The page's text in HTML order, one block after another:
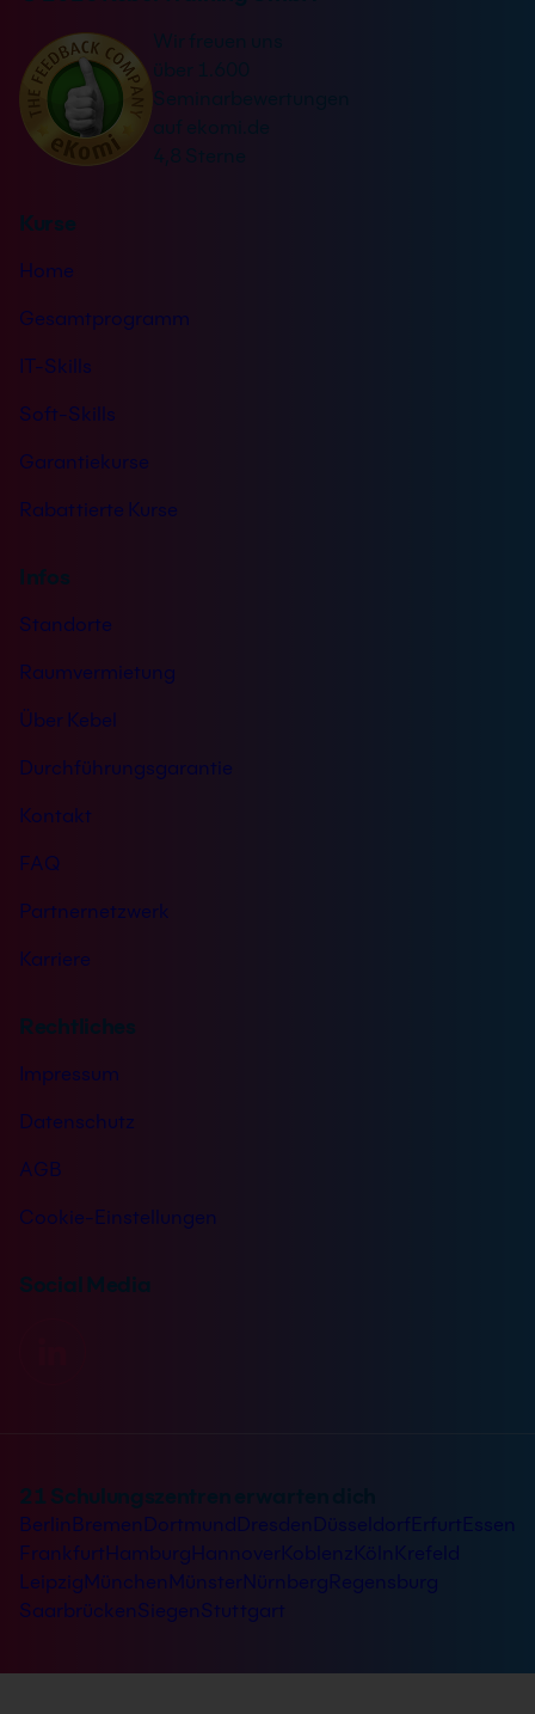
t
ä
n
i
*
i
e
Wir freuen uns
über 1.600
Seminarbewertungen
auf ekomi.de
4,8 Sterne
Kurse
Home
Gesamtprogramm
IT-Skills
Soft-Skills
Garantiekurse
Rabattierte Kurse
Infos
Standorte
Raumvermietung
Über Kebel
Durchführungsgarantie
Kontakt
FAQ
Partnernetzwerk
Karriere
Rechtliches
Impressum
Datenschutz
AGB
Cookie-Einstellungen
Social Media
21 Schulungszentren erwarten dich
Berlin Bremen Dortmund ErfurtEssen
FrankfurtHamburgHannover
Krefeld
LeipzigMünchen Münster
SaarbrückenSiegen Stuttgart